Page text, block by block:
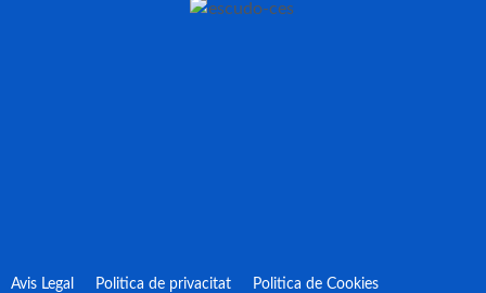
Avis Legal Politica de privacitat Politica de Cookies